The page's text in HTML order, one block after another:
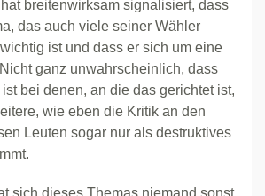
breitenwirksam signalisiert, dass
das auch viele seiner Wähler
ist und dass er sich um eine
ganz unwahrscheinlich, dass
bei denen, an die das gerichtet ist,
wie eben die Kritik an den
Leuten sogar nur als destruktives
sich dieses Themas niemand sonst